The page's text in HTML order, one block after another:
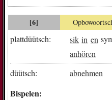
[6]
plattdüütsch: sik in en
anhören
düütsch:
abnehmen
Bispelen: